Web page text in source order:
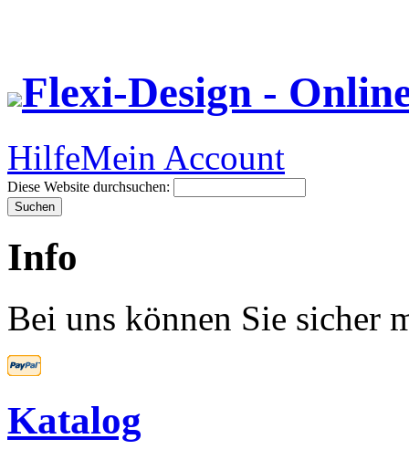
Flexi-Design -
HilfeMein Account
Diese Website durchsuchen:
Info
Bei uns können Sie sicher
Katalog